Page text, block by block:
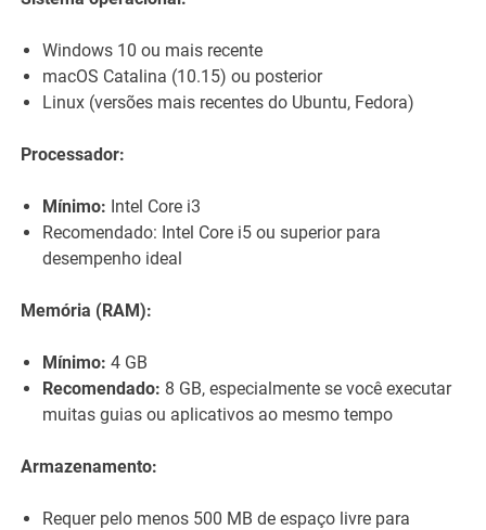
Windows 10 ou mais recente
macOS Catalina (10.15) ou posterior
Linux (versões mais recentes do Ubuntu, Fedora)
Processador:
Mínimo: Intel Core i3
Recomendado: Intel Core i5 ou superior para
desempenho ideal
Memória (RAM):
Mínimo: 4 GB
Recomendado: 8 GB, especialmente se você executar
muitas guias ou aplicativos ao mesmo tempo
Armazenamento:
Requer pelo menos 500 MB de espaço livre para